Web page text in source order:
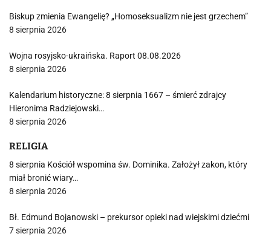
Biskup zmienia Ewangelię? „Homoseksualizm nie jest grzechem”
8 sierpnia 2026
Wojna rosyjsko-ukraińska. Raport 08.08.2026
8 sierpnia 2026
Kalendarium historyczne: 8 sierpnia 1667 – śmierć zdrajcy
Hieronima Radziejowski…
8 sierpnia 2026
RELIGIA
8 sierpnia Kościół wspomina św. Dominika. Założył zakon, który
miał bronić wiary…
8 sierpnia 2026
Bł. Edmund Bojanowski – prekursor opieki nad wiejskimi dziećmi
7 sierpnia 2026